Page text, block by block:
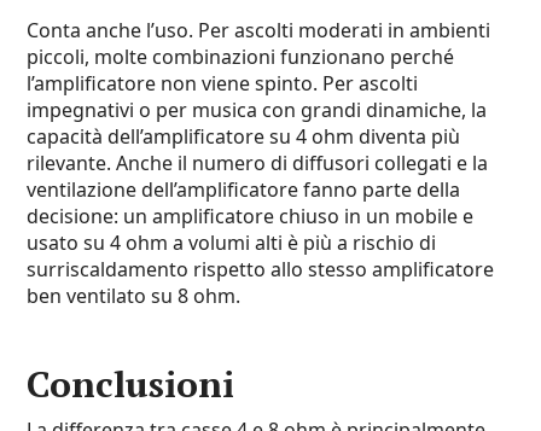
Conta anche l’uso. Per ascolti moderati in ambienti
piccoli, molte combinazioni funzionano perché
l’amplificatore non viene spinto. Per ascolti
impegnativi o per musica con grandi dinamiche, la
capacità dell’amplificatore su 4 ohm diventa più
rilevante. Anche il numero di diffusori collegati e la
ventilazione dell’amplificatore fanno parte della
decisione: un amplificatore chiuso in un mobile e
usato su 4 ohm a volumi alti è più a rischio di
surriscaldamento rispetto allo stesso amplificatore
ben ventilato su 8 ohm.
Conclusioni